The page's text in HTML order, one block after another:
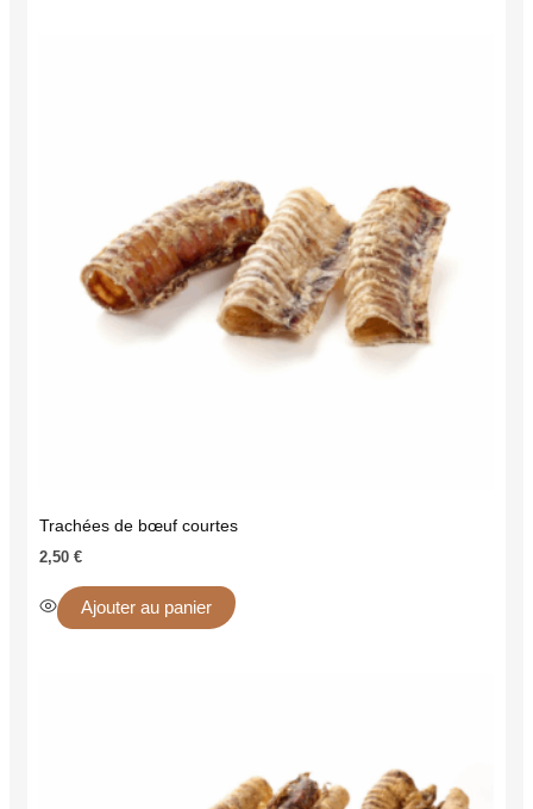
Trachées de bœuf courtes
2,50 €
Ajouter au panier